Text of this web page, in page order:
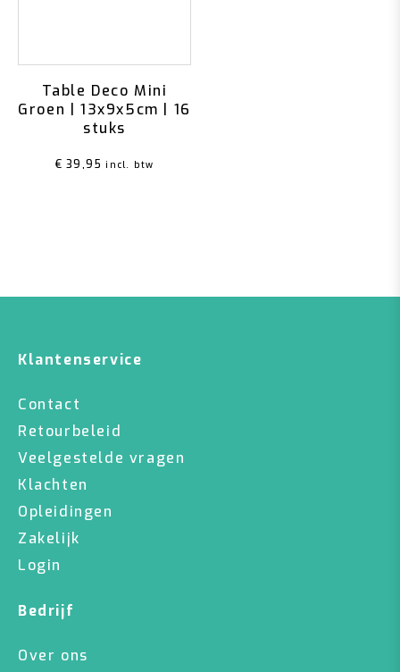
Table Deco Mini
Groen | 13x9x5cm | 16
stuks
€ 39,95 incl. btw
Klantenservice
Contact
Retourbeleid
Veelgestelde vragen
Klachten
Opleidingen
Zakelijk
Login
Bedrijf
Over ons